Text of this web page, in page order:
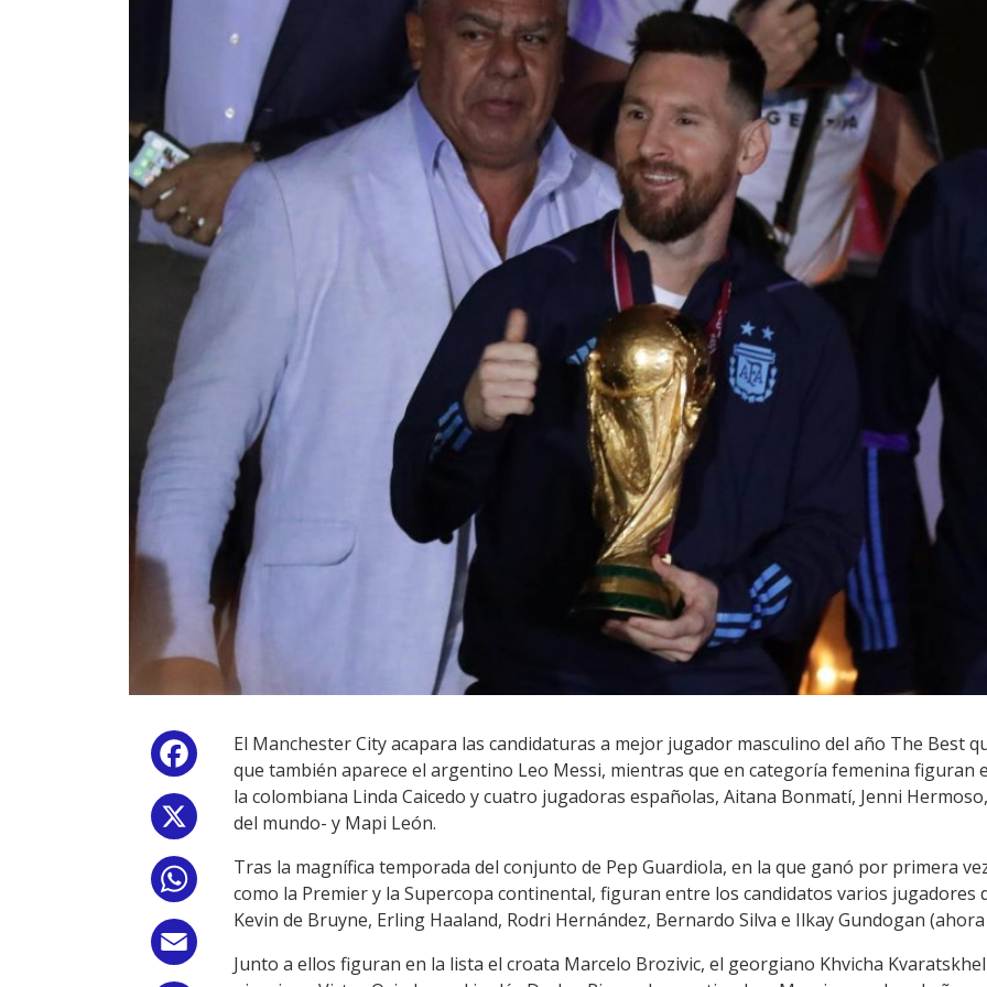
Facebook
WhatsApp
El Manchester City acapara las candidaturas a mejor jugador masculino del año The Best
que también aparece el argentino Leo Messi, mientras que en categoría femenina figuran
la colombiana Linda Caicedo y cuatro jugadoras españolas, Aitana Bonmatí, Jenni
del mundo- y Mapi León.
Tras la magnífica temporada del conjunto de Pep Guardiola, en la que ganó por primera
como la Premier y la Supercopa continental, figuran entre los candidatos varios jugadores
Kevin de Bruyne, Erling Haaland, Rodri Hernández, Bernardo Silva e Ilkay Gundogan
Junto a ellos figuran en la lista el croata Marcelo Brozivic, el georgiano Khvicha